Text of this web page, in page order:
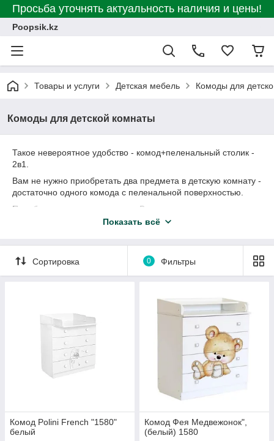
Просьба уточнять актуальность наличия и цены!
Poopsik.kz
Товары и услуги Детская мебель Комоды для
Комоды для детской комнаты
Такое невероятное удобство - комод+пеленальный столик -
2в1.
Вам не нужно приобретать два предмета в детскую комнату -
достаточно одного комода с пеленальной поверхностью.
Подобрать размер и расцветку Вам помогут в интернет-
Показать всё
Сортировка 0 Фильтры
Комод Polini French "1580"
белый
Комод Фея Медвежонок",
(белый) 1580